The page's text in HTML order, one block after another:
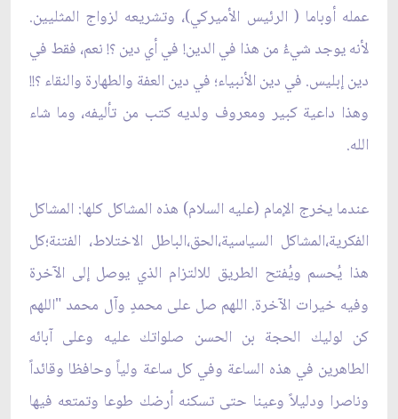
عمله أوباما ( الرئيس الأميركي)، وتشريعه لزواج المثليين.
لأنه يوجد شيءُ من هذا في الدين! في أي دين ؟! نعم، فقط في
دين إبليس. في دين الأنبياء؛ في دين العفة والطهارة والنقاء ؟!!
وهذا داعية كبير ومعروف ولديه كتب من تأليفه، وما شاء
الله.
عندما يخرج الإمام (عليه السلام) هذه المشاكل كلها: المشاكل
الفكرية،المشاكل السياسية،الحق،الباطل الاختلاط، الفتنة؛كل
هذا يُحسم ويُفتح الطريق للالتزام الذي يوصل إلى الآخرة
وفيه خيرات الآخرة. اللهم صل على محمدٍ وآل محمد "اللهم
كن لوليك الحجة بن الحسن صلواتك عليه وعلى آبائه
الطاهرين في هذه الساعة وفي كل ساعة ولياً وحافظا وقائداً
وناصرا ودليلاً وعينا حتى تسكنه أرضك طوعا وتمتعه فيها